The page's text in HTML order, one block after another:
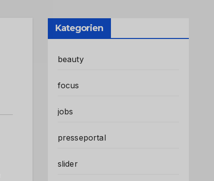
Kategorien
beauty
focus
jobs
presseportal
slider